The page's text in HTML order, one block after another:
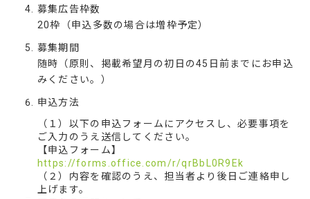
募集広告枠数
20枠（申込多数の場合は増枠予定）
募集期間
随時（原則、掲載希望月の初日の45日前までにお申込
みください。）
申込方法
（１）以下の申込フォームにアクセスし、必要事項を
ご入力のうえ送信してください。
【申込フォーム】
https://forms.office.com/r/qrBbL0R9Ek
（２）内容を確認のうえ、担当者より後日ご連絡申し
上げます。